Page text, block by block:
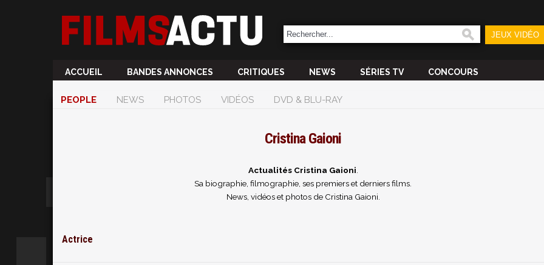
JEUX VIDÉO
ACCUEIL BANDES ANNONCES CRITIQUES NEWS SÉRIES TV CONCOURS
PEOPLE NEWS PHOTOS VIDÉOS DVD & BLU-RAY
Cristina Gaioni
Actualités Cristina Gaioni
Sa biographie, filmographie, ses premiers et derniers films.
News, vidéos et photos de Cristina Gaioni.
Actrice